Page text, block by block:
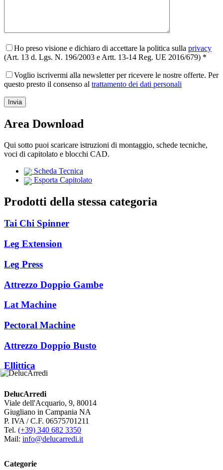
Ho preso visione e dichiaro di accettare la politica sulla privacy
(Art. 13 d. Lgs. N. 196/2003 e Artt. 13-14 Reg. UE 2016/679) *
Voglio iscrivermi alla newsletter per ricevere le nostre offerte. Per
questo presto il consenso al trattamento dei dati personali
Area Download
Qui sotto puoi scaricare istruzioni di montaggio, schede tecniche,
voci di capitolato e blocchi CAD.
Scheda Tecnica
Esporta Capitolato
Prodotti della stessa categoria
Tai Chi Spinner
Leg Extension
Leg Press
Attrezzo Doppio Gambe
Lat Machine
Pectoral Machine
Attrezzo Doppio Busto
Ellittica
DelucArredi
Viale dell'Acquario, 9, 80014
Giugliano in Campania NA
P. IVA / C.F. 06575701211
Tel. (+39) 340 682 3350
Mail: info@delucarredi.it
Categorie